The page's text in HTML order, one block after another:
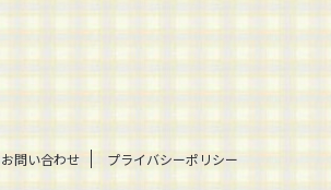
お問い合わせ プライバシーポリシー